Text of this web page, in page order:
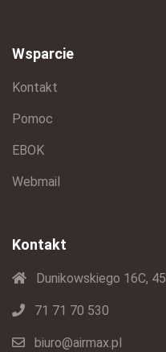
Wsparcie
Kontakt
Pomoc
EBOK
Webmail
Kontakt
Dunikowskiego 16C,
71 71 70 530
biuro@airmax.pl